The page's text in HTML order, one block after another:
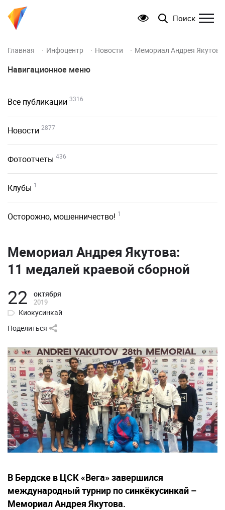
Поиск
Главная Инфоцентр Новости Мемориал Андрея
Навигационное меню
Все публикации 3316
Новости 2877
Фотоотчеты 436
Клубы 1
Осторожно, мошенничество! 1
Мемориал Андрея Якутова:
11 медалей краевой сборной
22 октября
2019
Киокусинкай
Поделиться
В Бердске в ЦСК «Вега» завершился
международный турнир по синкёкусинкай –
Мемориал Андрея Якутова.